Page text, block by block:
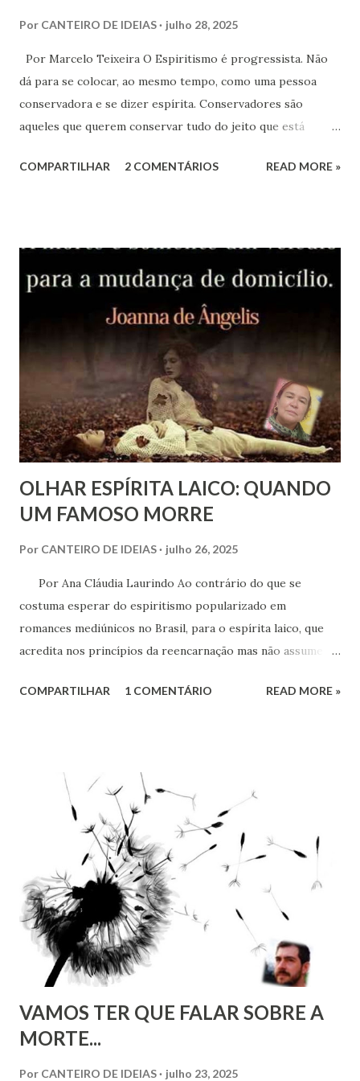
Por CANTEIRO DE IDEIAS julho 28, 2025
Por Marcelo Teixeira O Espiritismo é progressista. Não
dá para se colocar, ao mesmo tempo, como uma pessoa
conservadora e se dizer espírita. Conservadores são
aqueles que querem conservar tudo do jeito que está
de Jesus e Kardec. * A cidade de Petrópolis, na Região
De 1 a 5 de maio, um público ávido por informação, cultura
e debates de cunho progressista compareceu em massa,
não deixando vazios os auditórios montados para a ocasião,
muito menos a livraria, que permaneceu lotada por todo o
evento. Isso sem falar nas longas filas que o público
enfrentou para conseguir um autógrafo dos escritores
convidados, que foram muitos e de significativa
importância.
COMPARTILHAR 2 COMENTÁRIOS READ MORE »
OLHAR ESPÍRITA LAICO: QUANDO
UM FAMOSO MORRE
Por CANTEIRO DE IDEIAS julho 26, 2025
Por Ana Cláudia Laurindo Ao contrário do que se
costuma esperar do espiritismo popularizado em
romances mediúnicos no Brasil, para o espírita laico, que
acredita nos princípios da reencarnação mas não assume
independente do prestígio ou fama que a pessoa amealhou
COMPARTILHAR 1 COMENTÁRIO READ MORE »
VAMOS TER QUE FALAR SOBRE A
MORTE...
Por CANTEIRO DE IDEIAS julho 23, 2025